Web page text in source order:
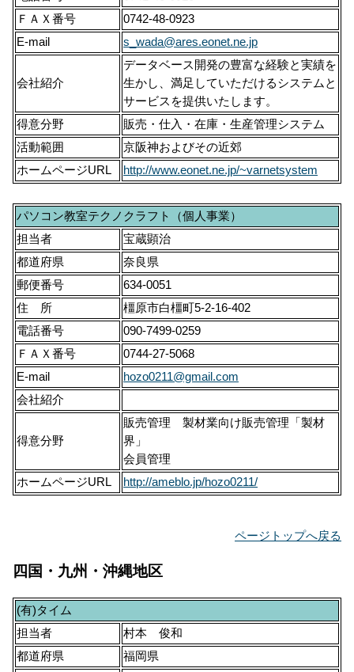
ＦＡＸ番号
0742-48-0923
E-mail
s_wada@ares.eonet.ne.jp
会社紹介
データベース開発の豊富な経験と実績を
生かし、満足していただけるシステムと
サービスを提供いたします。
得意分野
販売・仕入・在庫・生産管理システム
活動範囲
京阪神およびその近郊
ホームページURL
http://www.eonet.ne.jp/~varnetsystem
パソコン教室テクノクラフト（個人事業）
担当者
宝蔵顕治
都道府県
奈良県
郵便番号
634-0051
住 所
橿原市白橿町5-2-16-402
電話番号
090-7499-0259
ＦＡＸ番号
0744-27-5068
E-mail
hozo0211@gmail.com
会社紹介
得意分野
販売管理 製材業向け販売管理「製材
界」
会員管理
ホームページURL
http://ameblo.jp/hozo0211/
ページトップへ戻る
四国・九州・沖縄地区
(有)タイム
担当者
村本 俊和
都道府県
福岡県